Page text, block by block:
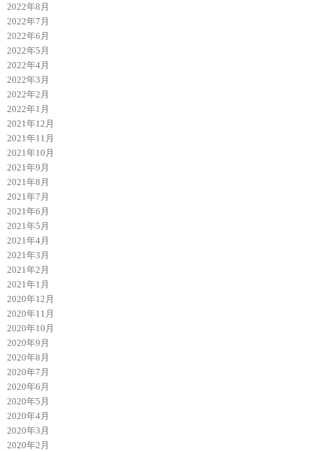
2022年8月
2022年7月
2022年6月
2022年5月
2022年4月
2022年3月
2022年2月
2022年1月
2021年12月
2021年11月
2021年10月
2021年9月
2021年8月
2021年7月
2021年6月
2021年5月
2021年4月
2021年3月
2021年2月
2021年1月
2020年12月
2020年11月
2020年10月
2020年9月
2020年8月
2020年7月
2020年6月
2020年5月
2020年4月
2020年3月
2020年2月